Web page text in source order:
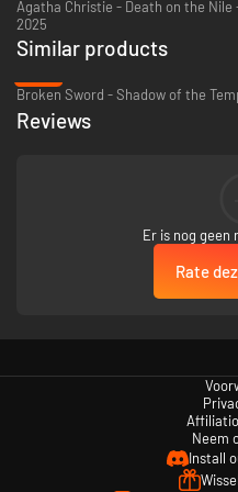
Los mysteries op en knoop de
van je stoel.
Doorzoek nieuwe
zorgvuldig op zoek naar
Oplossen via Mindmaps en
2025
Similar products
Reviews
Er is nog geen
Rate
Neem
Install